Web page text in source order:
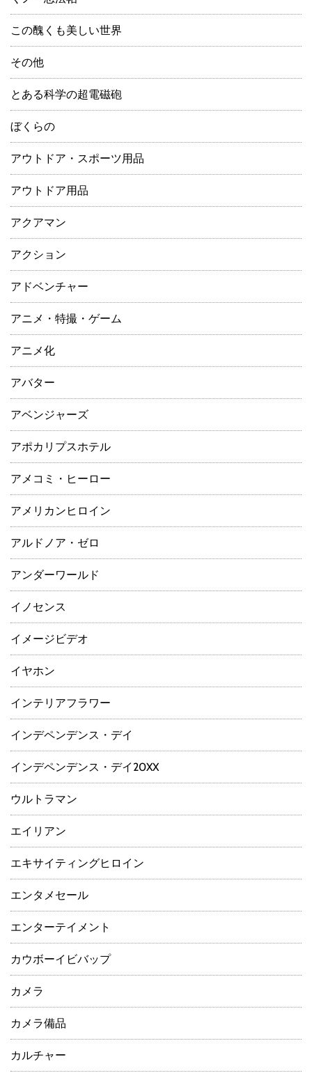
この醜くも美しい世界
その他
とある科学の超電磁砲
ぼくらの
アウトドア・スポーツ用品
アウトドア用品
アクアマン
アクション
アドベンチャー
アニメ・特撮・ゲーム
アニメ化
アバター
アベンジャーズ
アポカリプスホテル
アメコミ・ヒーロー
アメリカンヒロイン
アルドノア・ゼロ
アンダーワールド
イノセンス
イメージビデオ
イヤホン
インテリアフラワー
インデペンデンス・デイ
インデペンデンス・デイ20XX
ウルトラマン
エイリアン
エキサイティングヒロイン
エンタメセール
エンターテイメント
カウボーイビバップ
カメラ
カメラ備品
カルチャー